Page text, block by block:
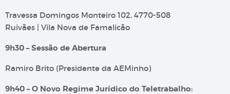
Travessa Domingos Monteiro 102, 4770-508
Ruivães | Vila Nova de Famalicão
9h30 – Sessão de Abertura
Ramiro Brito (Presidente da AEMinho)
9h40 – O Novo Regime Jurídico do Teletrabalho: